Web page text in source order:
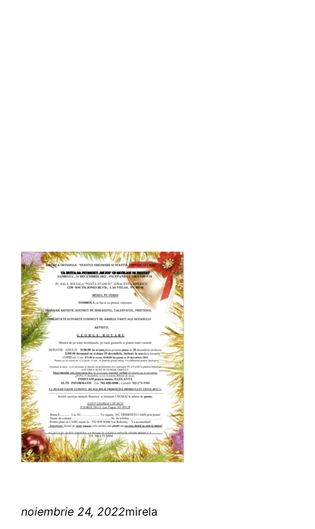
noiembrie 24, 2022mirela